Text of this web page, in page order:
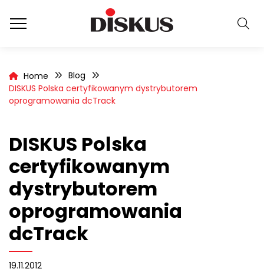
Home
Blog
DISKUS Polska certyfikowanym dystrybutorem
oprogramowania dcTrack
DISKUS Polska
certyfikowanym
dystrybutorem
oprogramowania
dcTrack
19.11.2012